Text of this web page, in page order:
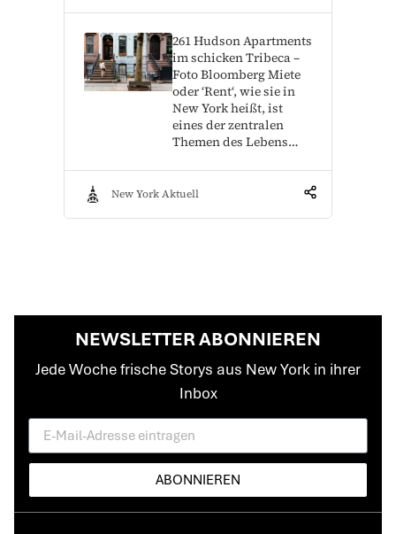
261 Hudson Apartments
im schicken Tribeca –
Foto Bloomberg Miete
oder ‘Rent‘, wie sie in
New York heißt, ist
eines der zentralen
Themen des Lebens…
New York Aktuell
NEWSLETTER ABONNIEREN
Jede Woche frische Storys aus New York in ihrer
Inbox
ABONNIEREN